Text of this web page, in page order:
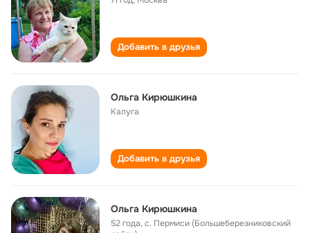
Добавить в друзья
Ольга Кирюшкина
Калуга
Добавить в друзья
Ольга Кирюшкина
52 года,с. Пермиси (Большеберезниковский